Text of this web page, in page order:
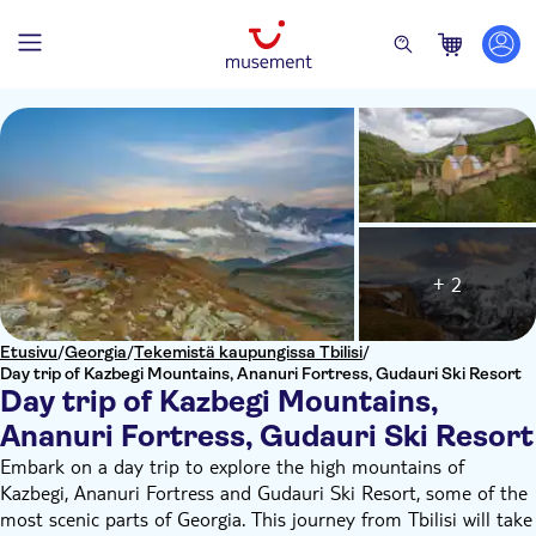
Etusivu/Georgia/Tekemistä kaupungissa Tbilisi/
Day trip of Kazbegi Mountains, Ananuri Fortress, Gudauri Ski Resort
Day trip of Kazbegi Mountains,
Ananuri Fortress, Gudauri Ski Resort
+ 2
Embark on a day trip to explore the high mountains of
Kazbegi, Ananuri Fortress and Gudauri Ski Resort, some of the
most scenic parts of Georgia. This journey from Tbilisi will take